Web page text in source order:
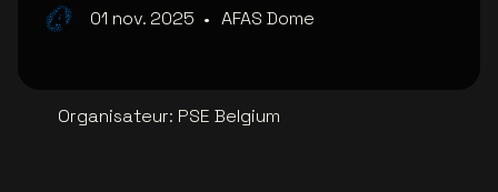
01 nov. 2025 • AFAS Dome
Organisateur: PSE Belgium